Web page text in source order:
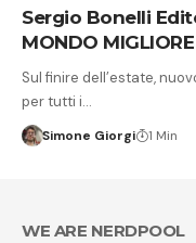
Sergio Bonelli
MONDO MIGLIORE
Sul finire dell’estate,
per tutti i…
Simone Giorgi 1 Min
WE ARE NERDPOOL